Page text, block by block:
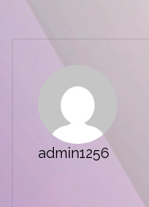
admin1256